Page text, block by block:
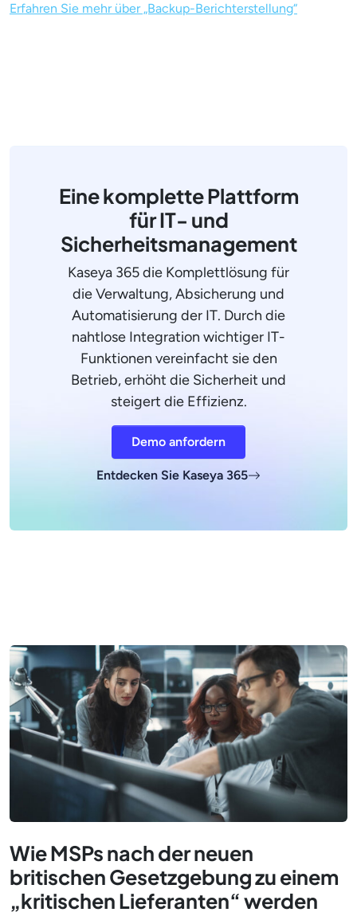
Erfahren Sie mehr über „Backup-Berichterstellung“
Eine komplette Plattform
für IT- und
Sicherheitsmanagement
Kaseya 365 die Komplettlösung für
die Verwaltung, Absicherung und
Automatisierung der IT. Durch die
nahtlose Integration wichtiger IT-
Funktionen vereinfacht sie den
Betrieb, erhöht die Sicherheit und
steigert die Effizienz.
Demo anfordern
Entdecken Sie Kaseya 365
Wie MSPs nach der neuen
britischen Gesetzgebung zu einem
„kritischen Lieferanten“ werden